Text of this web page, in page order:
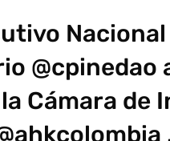
Cámara de